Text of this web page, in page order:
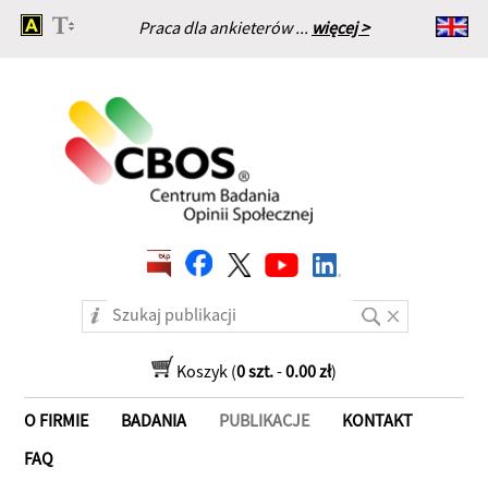
Praca dla ankieterów ... więcej >
Strona główna
Koszyk (0 szt.-0.00 zł)
O FIRMIE BADANIA PUBLIKACJE
KONTAKT
FAQ